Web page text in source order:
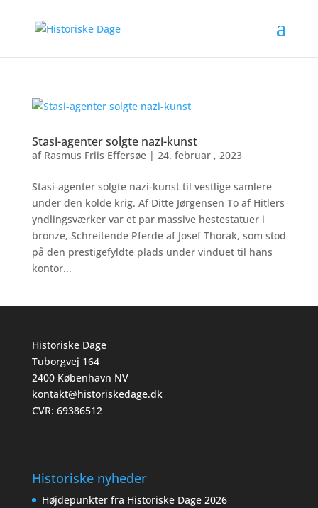
Stasi-agenter solgte nazi-kunst
af Rasmus Friis Effersøe| 24. februar , 2023
Stasi-agenter solgte nazi-kunst til vestlige samlere
under den kolde krig. Af Ditte Jørgensen To af Hitlers
yndlingsværker var et par massive hestestatuer i
bronze, Schreitende Pferde af Josef Thorak, som stod
på den prestigefyldte plads under vinduet til hans
kontor...
Historiske Dage
Tuborgvej 164
2400 København NV
kontakt@historiskedage.dk
CVR: 69386512
Historiske nyheder
Højdepunkter fra Historiske Dage 2026